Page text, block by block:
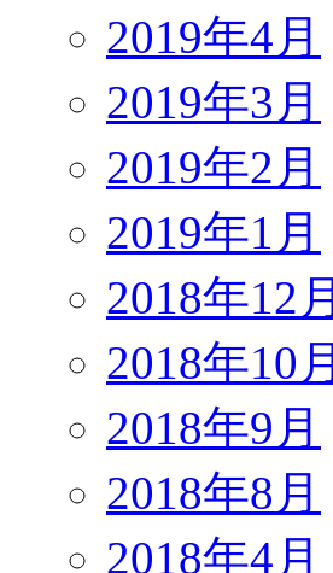
2019年4月
2019年3月
2019年2月
2019年1月
2018年12月
2018年10月
2018年9月
2018年8月
2018年4月